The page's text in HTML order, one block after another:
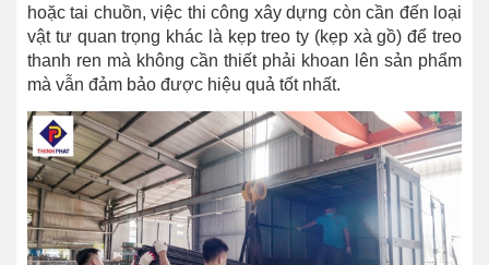
hoặc tai chuồn, việc thi công xây dựng còn cần đến loại
vật tư quan trọng khác là kẹp treo ty (kẹp xà gồ) để treo
thanh ren mà không cần thiết phải khoan lên sản phẩm
mà vẫn đảm bảo được hiệu quả tốt nhất.